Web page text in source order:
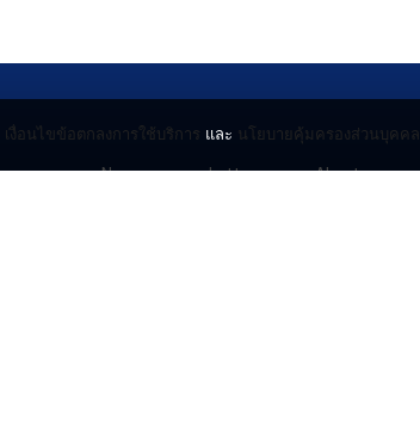
News
Lottery
About
เงื่อนไขข้อตกลงการใช้บริการ และ นโยบายคุ้มครองส่วนบุคคล